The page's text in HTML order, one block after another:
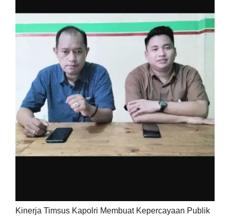
Kinerja Timsus Kapolri Membuat Kepercayaan Publik